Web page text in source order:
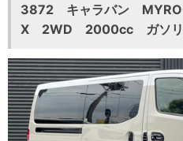
3872 キャラバン
X 2WD 2000cc ガソリ